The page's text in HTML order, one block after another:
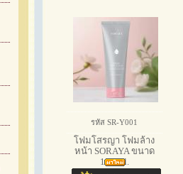
รหัส SR-Y001
โฟมโสรญา โฟมล้าง
หน้า SORAYA ขนาด
100 ml.